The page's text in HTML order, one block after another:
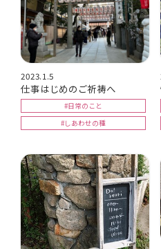
2023.1.5
仕事はじめのご祈祷へ
#日常のこと
#しあわせの種